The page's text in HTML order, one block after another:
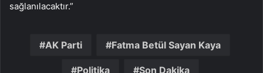
sağlanılacaktır.”
AK Parti Fatma Betül Sayan Kaya
Politika Son Dakika